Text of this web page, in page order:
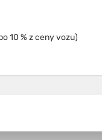
minimálně 400 EUR nebo 10 % z ceny vozu)